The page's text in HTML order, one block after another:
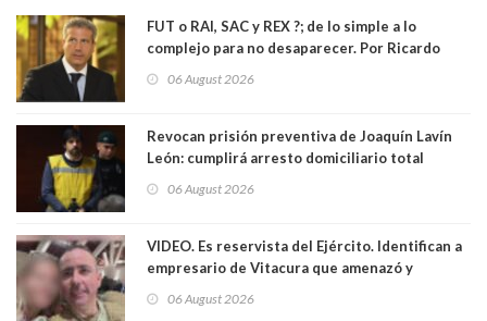
FUT o RAI, SAC y REX ?; de lo simple a lo
complejo para no desaparecer. Por Ricardo
06 August 2026
Revocan prisión preventiva de Joaquín Lavín
León: cumplirá arresto domiciliario total
06 August 2026
VIDEO. Es reservista del Ejército. Identifican a
empresario de Vitacura que amenazó y
al "ring raja". Se trata de Andrés Arrieta y la
06 August 2026